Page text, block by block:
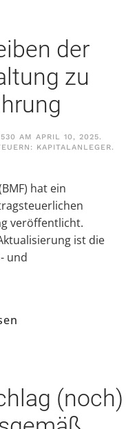
der
zu
AM APRIL 10, 2025.
KAPITALANLEGER.
hat ein
veröffentlicht.
ist die
und
(noch)